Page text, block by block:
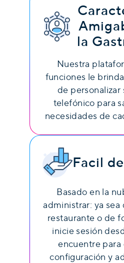
la
Nuestra
funciones le
de personalizar
telefónico para
necesidades de
Facil
Basado en la
administrar: ya sea
restaurante o de
inicie sesión
encuentre para
configuración y